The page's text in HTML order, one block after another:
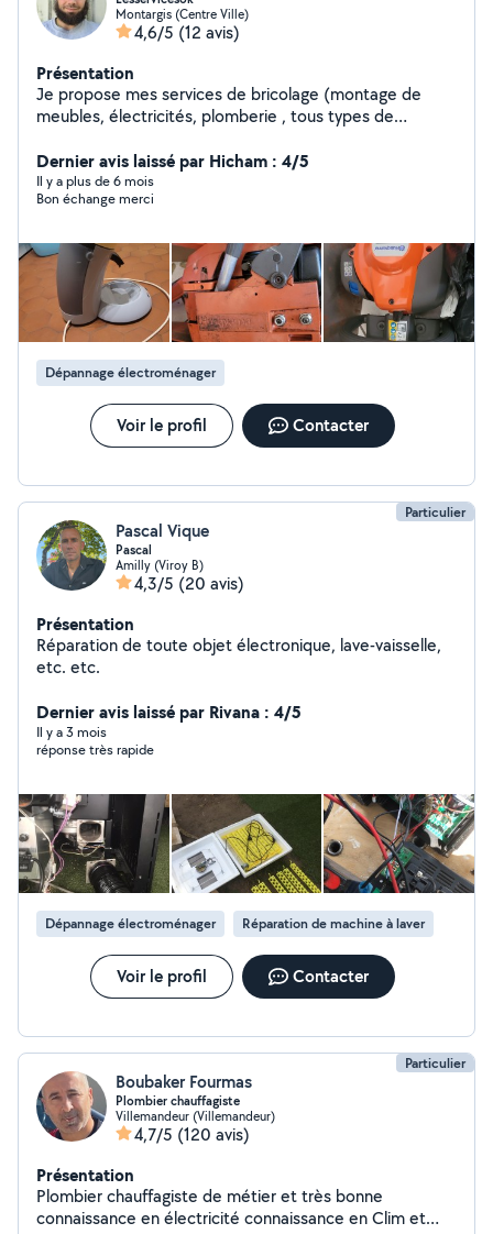
Montargis (Centre Ville)
4,6/5 (12 avis)
Présentation
Je propose mes services de bricolage (montage de
meubles, électricités, plomberie , tous types de
et tout type d outillages comme
debroussailleuse,tronçonneuse...). Je propose
également mes services pour entretenir votre extérieur
d'extérieur,abattage d'arbres). Travail soigné et très
sérieux.
Dernier avis laissé par Hicham : 4/5
Il y a plus de 6 mois
Bon échange merci
Dépannage électroménager
Voir le profil Contacter
Particulier
Pascal Vique
Pascal
Amilly (Viroy B)
4,3/5 (20 avis)
Présentation
Réparation de toute objet électronique, lave-vaisselle,
etc. etc.
Dernier avis laissé par Rivana : 4/5
Il y a 3 mois
réponse très rapide
Dépannage électroménager Réparation de machine à laver
Voir le profil Contacter
Particulier
Boubaker Fourmas
Plombier chauffagiste
Villemandeur (Villemandeur)
4,7/5 (120 avis)
Présentation
Plombier chauffagiste de métier et très bonne
connaissance en électricité connaissance en Clim et